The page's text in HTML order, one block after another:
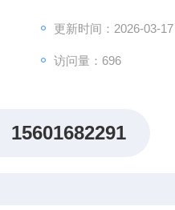
更新时间：2026-03-17
访问量：696
15601682291